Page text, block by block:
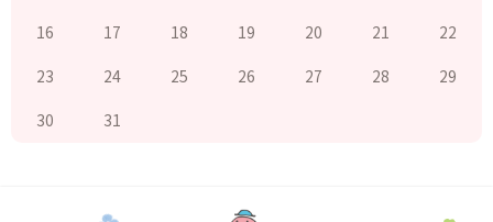
16
17 18 19 20 21
22
23
24 25 26 27 28
29
30
31